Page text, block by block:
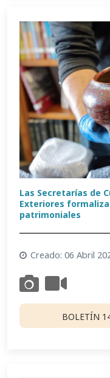
Las Secretarías de
Exteriores
patrimoniales
Creado: 06 Abril
BOLETÍN